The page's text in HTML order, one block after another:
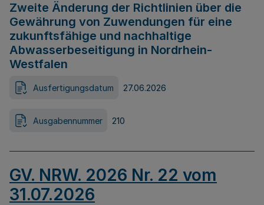
Zweite Änderung der Richtlinien über die
Gewährung von Zuwendungen für eine
zukunftsfähige und nachhaltige
Abwasserbeseitigung in Nordrhein-
Westfalen
Ausfertigungsdatum 27.06.2026
Ausgabennummer 210
GV. NRW. 2026 Nr. 22 vom
31.07.2026